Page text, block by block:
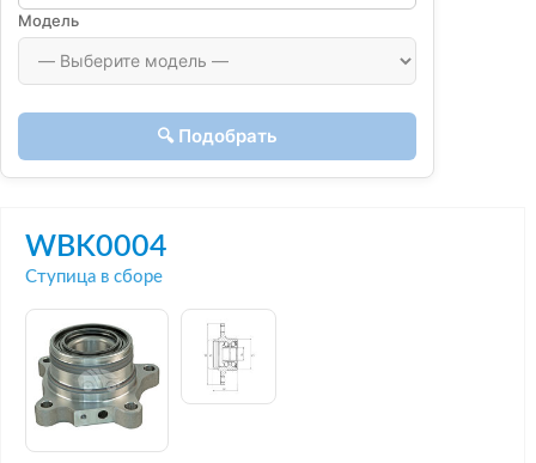
Модель
🔍 Подобрать
WBK0004
Ступица в сборе